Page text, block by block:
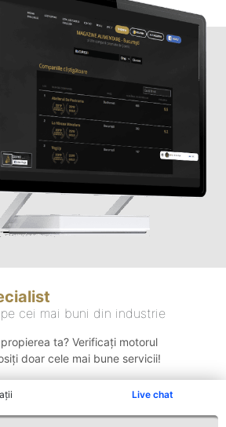
Live chat
cei mai buni din industrie
ta? Verificați motorul
doar cele mai bune servicii!